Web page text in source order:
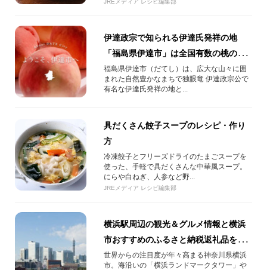
JREメディア レシピ編集部
伊達政宗で知られる伊達氏発祥の地
「福島県伊達市」は全国有数の桃の産
地！
福島県伊達市（だてし）は、広大な山々に囲
まれた自然豊かなまちで独眼竜 伊達政宗公で
有名な伊達氏発祥の地と...
具だくさん餃子スープのレシピ・作り
方
冷凍餃子とフリーズドライのたまごスープを
使った、手軽で具だくさんな中華風スープ。
にらや白ねぎ、人参など野...
JREメディア レシピ編集部
横浜駅周辺の観光＆グルメ情報と横浜
市おすすめのふるさと納税返礼品をご
紹介！
世界からの注目度が年々高まる神奈川県横浜
市。海沿いの「横浜ランドマークタワー」や